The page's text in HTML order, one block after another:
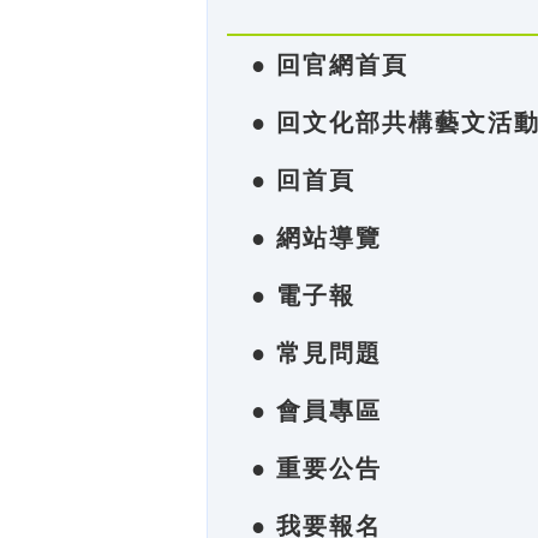
● 回官網首頁
● 回文化部共構藝文活
● 回首頁
● 網站導覽
● 電子報
● 常見問題
● 會員專區
● 重要公告
● 我要報名